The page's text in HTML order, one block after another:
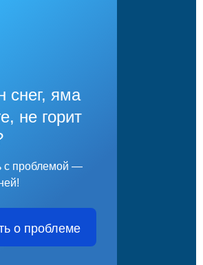
снег, яма
не горит
с проблемой —
о проблеме